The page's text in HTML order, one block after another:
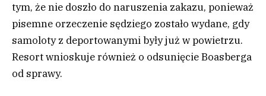
tym, że nie doszło do naruszenia zakazu, ponieważ
pisemne orzeczenie sędziego zostało wydane, gdy
samoloty z deportowanymi były już w powietrzu.
Resort wnioskuje również o odsunięcie Boasberga
od sprawy.